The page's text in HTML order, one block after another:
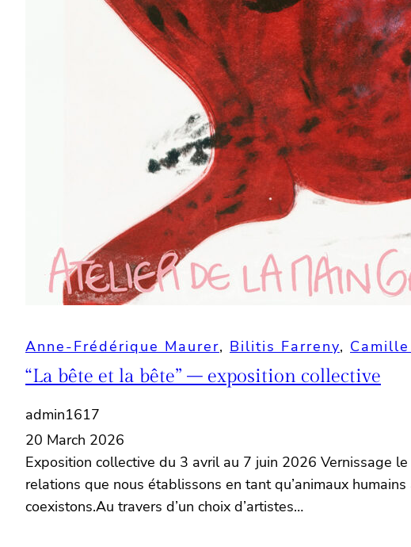
Anne-Frédérique Maurer, Bilitis Farreny,
“La bête et la bête” – exposition collective
admin1617
20 March 2026
Exposition collective du 3 avril au 7 juin 2026 Vernissage
relations que nous établissons en tant qu’animaux
coexistons.Au travers d’un choix d’artistes…